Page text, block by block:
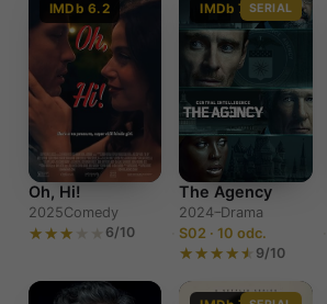
IMDb 6.2
Oh, Hi!
2025Comedy
6/10
IMDb 7.4SERIAL
The Agency
2024–Drama
S02 · 10 odc.
9/10